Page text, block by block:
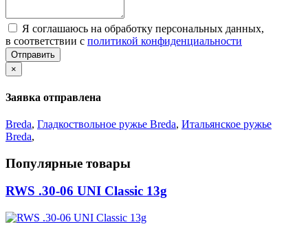
Я соглашаюсь на обработку персональных данных,
в соответствии с политикой конфиденциальности
Отправить
×
Заявка отправлена
Breda, Гладкоствольное ружье Breda, Итальянское ружье
Breda,
Популярные товары
RWS .30-06 UNI Classic 13g